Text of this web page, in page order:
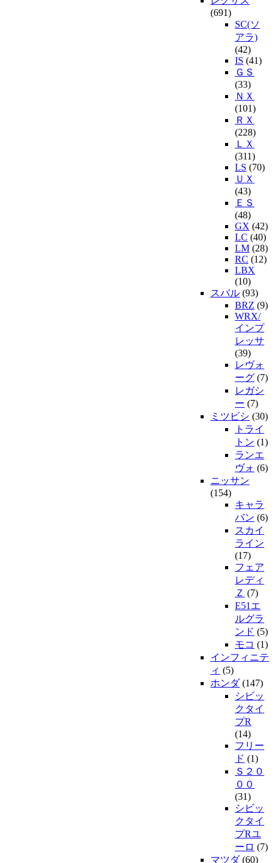
(691)
SC(ソ
アラ)
(42)
IS (41)
ＧＳ
(33)
ＮＸ
(101)
ＲＸ
(228)
ＬＸ
(311)
LS (70)
ＵＸ
(43)
ＥＳ
(48)
GX (42)
LC (40)
LM (28)
RC (12)
LBX
(10)
スバル (93)
BRZ (9)
WRX/
インプ
レッサ
(39)
レヴォ
ーグ (7)
レガシ
ー (7)
ミツビシ (30)
トライ
トン (1)
ランエ
ヴォ (6)
ニッサン
(154)
キャラ
バン (6)
スカイ
ライン
(17)
フェア
レディ
Ｚ (7)
E51エ
ルグラ
ンド (5)
モコ (1)
インフィニテ
ィ (5)
ホンダ(147)
シビッ
クタイ
プR
(14)
フリー
ド (1)
Ｓ２０
００
(31)
シビッ
クタイ
プRユ
ーロ (7)
マツダ(60)